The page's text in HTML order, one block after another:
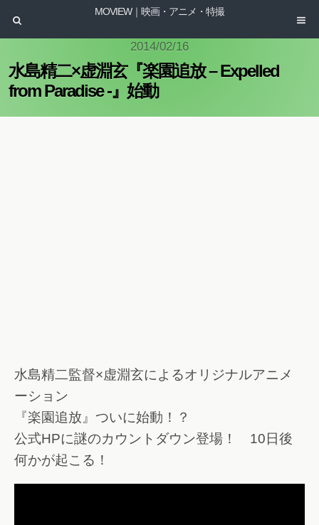
MOVIEW｜映画・アニメ・特撮
2014/02/16
水島精二×虚淵玄『楽園追放 – Expelled
from Paradise -』始動
水島精二監督×虚淵玄によるオリジナルアニメ
ーション
『楽園追放』ついに始動！？
公式HPに謎のカウントダウン登場！ 10日後
何かが起こる！